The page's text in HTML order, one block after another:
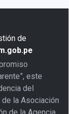
de
este
del
la Asociación